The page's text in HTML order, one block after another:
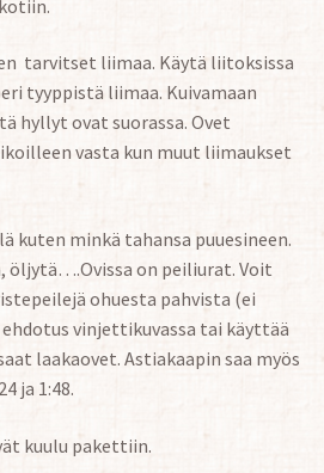
tarvitset liimaa. Käytä liitoksissa
tyyppistä liimaa. Kuivamaan
hyllyt ovat suorassa. Ovet
vasta kun muut liimaukset
kuten minkä tahansa puuesineen.
öljytä….Ovissa on peiliurat. Voit
ohuesta pahvista (ei
ehdotus vinjettikuvassa tai käyttää
laakaovet. Astiakaapin saa myös
ja 1:48.
kuulu pakettiin.